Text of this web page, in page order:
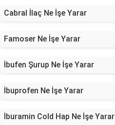
Cabral İlaç Ne İşe Yarar
Famoser Ne İşe Yarar
İbufen Şurup Ne İşe Yarar
İbuprofen Ne İşe Yarar
İburamin Cold Hap Ne İşe Yarar